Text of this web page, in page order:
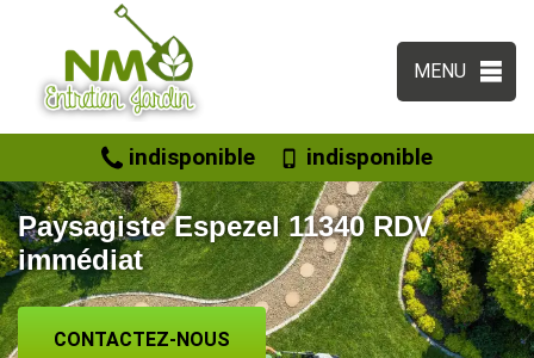
MENU
indisponible indisponible
Paysagiste Espezel 11340 RDV
immédiat
CONTACTEZ-NOUS